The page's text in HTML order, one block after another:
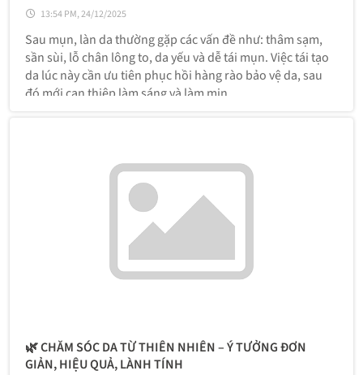
13:54 PM, 24/12/2025
Sau mụn, làn da thường gặp các vấn đề như: thâm sạm,
sần sùi, lỗ chân lông to, da yếu và dễ tái mụn. Việc tái tạo
da lúc này cần ưu tiên phục hồi hàng rào bảo vệ da, sau
đó mới can thiệp làm sáng và làm mịn.
🌿 CHĂM SÓC DA TỪ THIÊN NHIÊN – Ý TƯỞNG ĐƠN
GIẢN, HIỆU QUẢ, LÀNH TÍNH